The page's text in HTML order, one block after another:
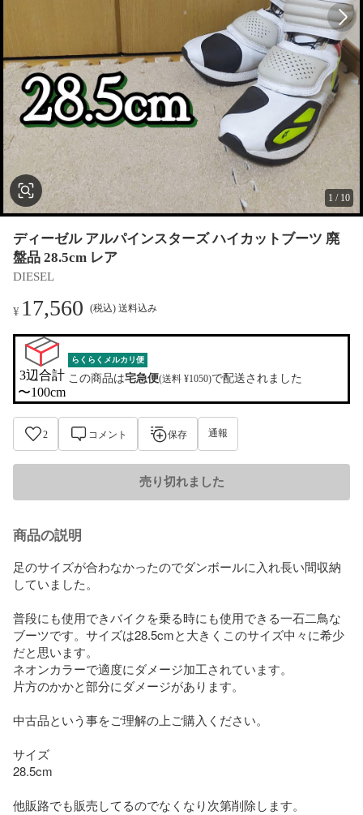
1 / 10
ディーゼル アルパインスターズ ハイカットブーツ 廃
盤品 28.5cm レア
DIESEL
¥ 17,560 (税込) 送料込み
3辺合計
〜100cm
らくらくメルカリ便
この商品は宅急便(送料 ¥1050)で配送されました
2 コメント 保存 通報
売り切れました
商品の説明
足のサイズが合わなかったのでダンボールに入れ長い間収納
していました。
普段にも使用できバイクを乗る時にも使用できる一石二鳥な
ブーツです。サイズは28.5cmと大きくこのサイズ中々に希少
だと思います。
ネオンカラーで適度にダメージ加工されています。
片方のかかと部分にダメージがあります。
中古品という事をご理解の上ご購入ください。
サイズ
28.5cm
他販路でも販売してるのでなくなり次第削除します。